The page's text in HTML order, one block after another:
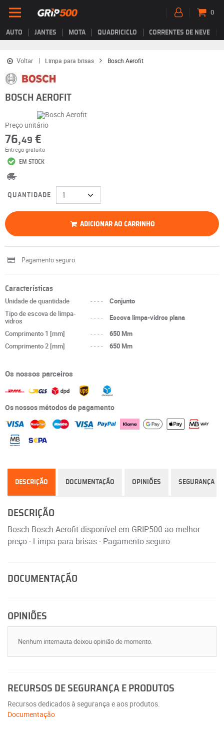
AUTO JANTES MOTA QUADRICICLO CORRENTES DE NEVE
0
Voltar Limpa para brisas Bosch Aerofit
BOSCH AEROFIT
Preço unitário
76,49 €
Entrega gratuita
EM STOCK
QUANTIDADE
ADICIONAR AO CARRINHO
Pagamento seguro
Características
Unidade de quantidade ----
Conjunto
Tipo de escova de limpa-
vidros
----
Escova limpa-vidros plana
Comprimento 1 [mm]
----
650 Mm
Comprimento 2 [mm]
---- 650 Mm
Os nossos parceiros
Os nossos métodos de pagamento
DESCRIÇÃO DOCUMENTAÇÃO OPINIÕES SEGURANÇA
DESCRIÇÃO
Bosch Bosch Aerofit disponível em GRIP500 ao melhor
preço · Limpa para brisas · Pagamento seguro.
DOCUMENTAÇÃO
OPINIÕES
Nenhum internauta deixou opinião de momento.
RECURSOS DE SEGURANÇA E PRODUTOS
Recursos dedicados à segurança e aos produtos.
Documentação